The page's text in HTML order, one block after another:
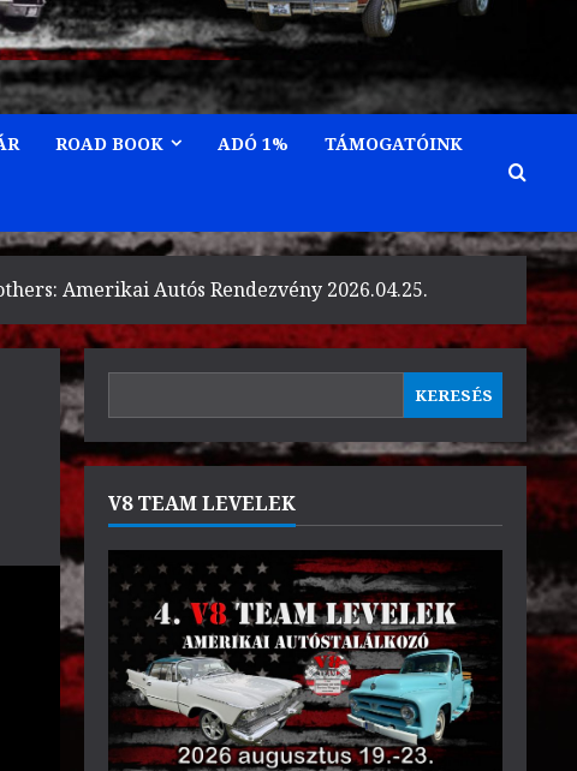
ROAD BOOK ADÓ 1% TÁMOGATÓINK
Amerikai Autós Rendezvény 2026.04.25.
KERESÉS
V8 TEAM LEVELEK